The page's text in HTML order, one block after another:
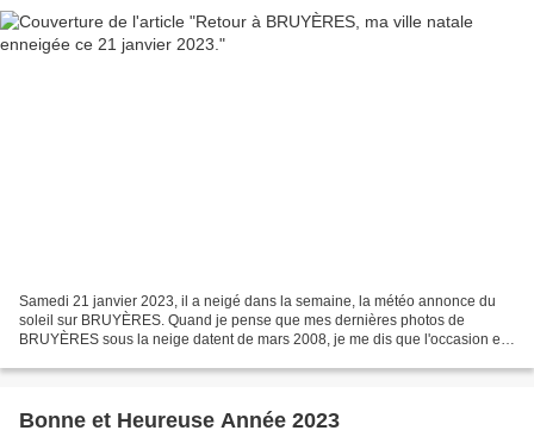
Samedi 21 janvier 2023, il a neigé dans la semaine, la météo annonce du
soleil sur BRUYÈRES. Quand je pense que mes dernières photos de
BRUYÈRES sous la neige datent de mars 2008, je me dis que l'occasion est
Bonne et Heureuse Année 2023